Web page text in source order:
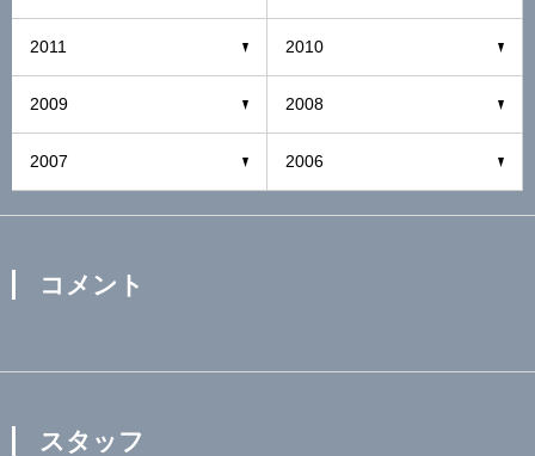
2011 2010
2009 2008
2007 2006
コメント
スタッフ